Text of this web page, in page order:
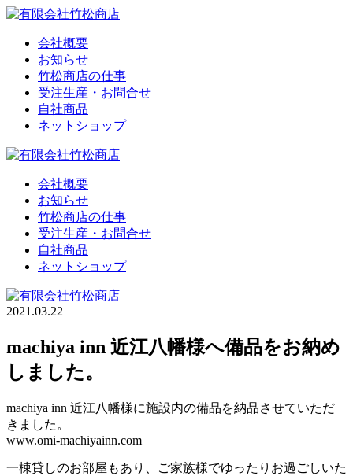
会社概要
お知らせ
竹松商店の仕事
受注生産・お問合せ
自社商品
ネットショップ
会社概要
お知らせ
竹松商店の仕事
受注生産・お問合せ
自社商品
ネットショップ
2021.03.22
machiya inn 近江八幡様へ備品をお納め
しました。
machiya inn 近江八幡様に施設内の備品を納品させていただ
きました。
www.omi-machiyainn.com
一棟貸しのお部屋もあり、ご家族様でゆったりお過ごしいた